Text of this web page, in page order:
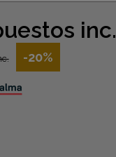
inc.
-20%